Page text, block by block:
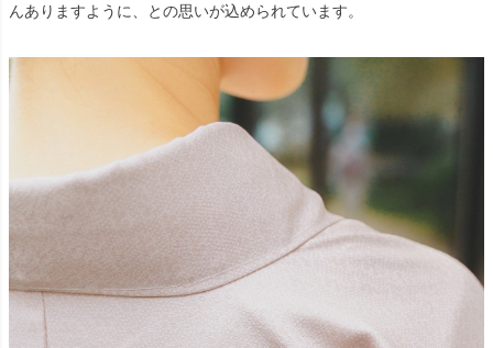
んありますように、との思いが込められています。